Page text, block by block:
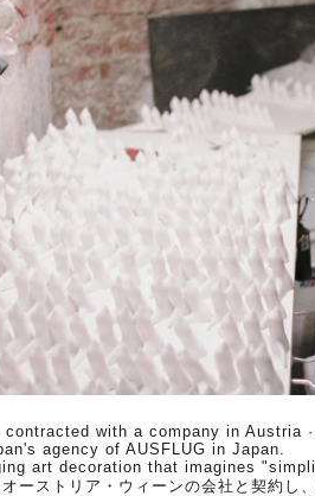
contracted with a company in Austria ·
agency of AUSFLUG in Japan.
art decoration that imagines
ーストリア・ウィーンの会社と契約し